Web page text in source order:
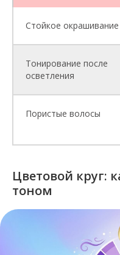
Стойкое окрашивание
Тонирование после
осветления
Пористые волосы
Цветовой круг:
тоном